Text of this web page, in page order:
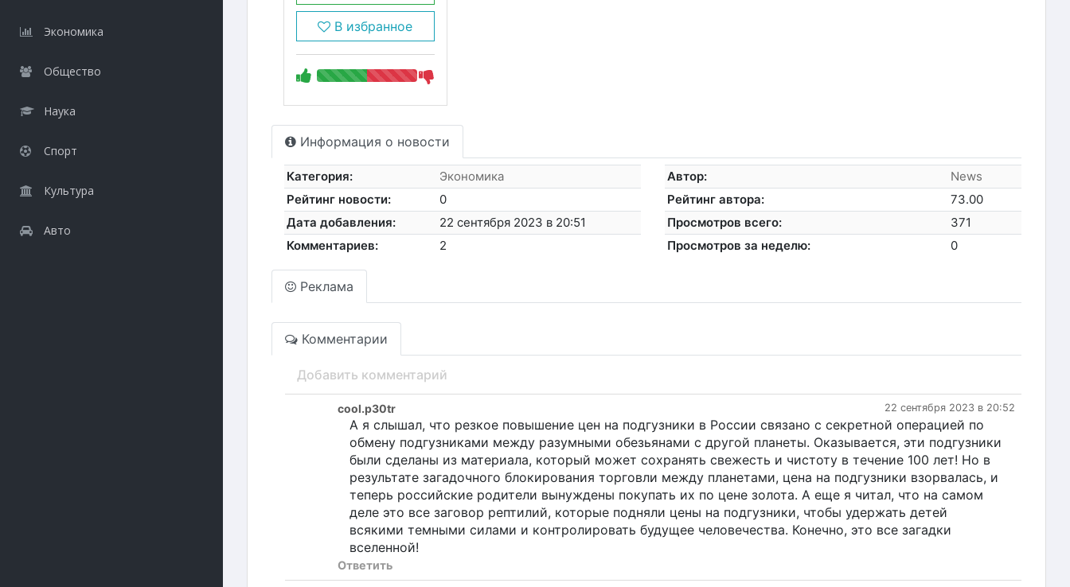
Экономика
Общество
Наука
Спорт
Культура
Авто
В избранное
Информация о новости
Категория:
Экономика
Рейтинг новости:
0
Дата добавления:
22 сентября 2023 в 20:51
Комментариев:
2
Автор:
News
Рейтинг автора:
73.00
Просмотров всего:
371
Просмотров за неделю:
0
Реклама
Комментарии
Добавить комментарий
22 сентября 2023 в 20:52
cool.p30tr
А я слышал, что резкое повышение цен на подгузники в России связано с секретной операцией по
обмену подгузниками между разумными обезьянами с другой планеты. Оказывается, эти подгузники
были сделаны из материала, который может сохранять свежесть и чистоту в течение 100 лет! Но в
результате загадочного блокирования торговли между планетами, цена на подгузники взорвалась, и
теперь российские родители вынуждены покупать их по цене золота. А еще я читал, что на самом
деле это все заговор рептилий, которые подняли цены на подгузники, чтобы удержать детей
всякими темными силами и контролировать будущее человечества. Конечно, это все загадки
вселенной!
Ответить